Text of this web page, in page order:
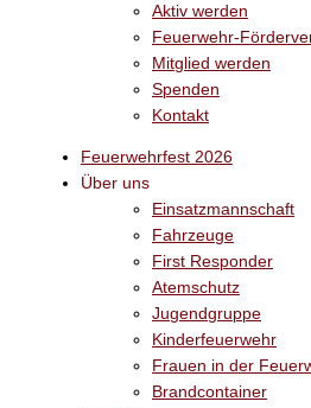
Aktiv werden
Feuerwehr-
Mitglied werden
Spenden
Kontakt
Feuerwehrfest 2026
Über uns
Einsatzmannschaft
Fahrzeuge
First Responder
Atemschutz
Jugendgruppe
Kinderfeuerwehr
Frauen in der
Brandcontainer